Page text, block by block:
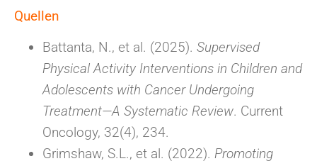
Quellen
Battanta, N., et al. (2025). Supervised
Physical Activity Interventions in Children and
Adolescents with Cancer Undergoing
Treatment—A Systematic Review. Current
Oncology, 32(4), 234.
Grimshaw, S.L., et al. (2022). Promoting